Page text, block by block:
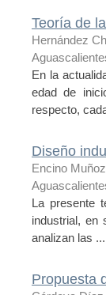
Teoría de
Hernández
En la
edad de
respecto,
Diseño
Encino
La presente
industrial, en
analizan las ...
Propuesta